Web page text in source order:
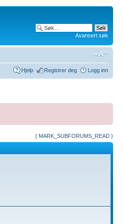
Avansert søk
Hjelp Registrer deg Logg inn
{ MARK_SUBFORUMS_READ }